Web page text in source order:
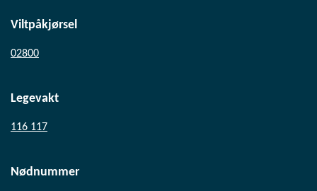
Viltpåkjørsel
02800
Legevakt
116 117
Nødnummer